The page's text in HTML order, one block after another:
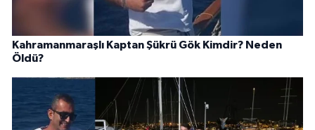
Kahramanmaraşlı Kaptan Şükrü Gök Kimdir? Neden
Öldü?